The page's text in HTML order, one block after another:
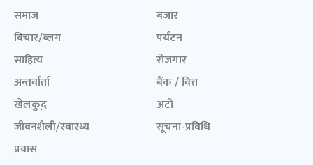
समाज
विचार/ब्लग
साहित्य
अन्तर्वार्ता
खेलकुद़़
जीवनशैली/स्वास्थ्य
प्रवास
बजार
पर्यटन
रोजगार
बैंक / वित्त
अटो
सूचना-प्रविधि